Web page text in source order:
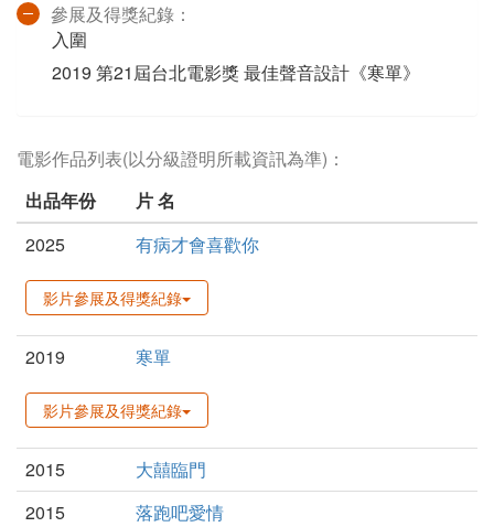
參展及得獎紀錄：
入圍
2019 第21屆台北電影獎 最佳聲音設計《寒單》
電影作品列表(以分級證明所載資訊為準)：
出品年份
片 名
2025
有病才會喜歡你
影片參展及得獎紀錄
2019 寒單
影片參展及得獎紀錄
2015
大囍臨門
2015
落跑吧愛情